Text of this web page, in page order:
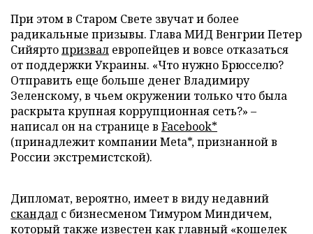
При этом в Старом Свете звучат и более
радикальные призывы. Глава МИД Венгрии Петер
Сийяртопризвал европейцев и вовсе отказаться
от поддержки Украины. «Что нужно Брюсселю?
Отправить еще больше денег Владимиру
Зеленскому, в чьем окружении только что была
раскрыта крупная коррупционная сеть?» –
написал он на странице в Facebook*
(принадлежит компании Meta*, признанной в
России экстремистской).
Дипломат, вероятно, имеет в виду недавний
скандал с бизнесменом Тимуром Миндичем,
который также известен как главный «кошелек